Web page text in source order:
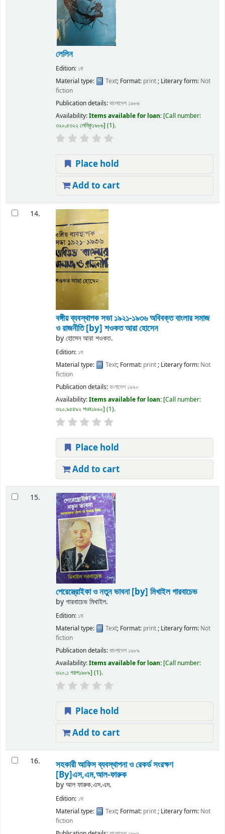
লেলিন
Edition: ১ম
Material type:
Text; Format: print; Literary form: Not
fiction
Publication details:বাংলাদেশ ১৯৮৬
Availability:Items available for loan: Call number:
৩২০.৫৩২২ লেনিকৃ১৯৮৬ (1).
Place hold
Add to cart
14.
বঙ্গীয় ব্যবস্থাপক সভা ১৯২১-১৯৩৬ অবিবক্ত বাংলার সমাজ
ও রাজনীতি[by] শওকত আরা হোসেন
byহোসেন আরা শওকত.
Edition: ১ম
Material type:
Text; Format: print; Literary form: Not
fiction
Publication details:বংলাদেশ ১৯৯০
Availability:Items available for loan: Call number:
৩২০.৯৫৪৯২ শওব১৯৯০ (1).
Place hold
Add to cart
15.
পেরেস্ত্রোইকা ও নতুন ভাবনা[by] মিখাইল গারবাচেভ
byগারবাচেভ মিখাইল.
Edition: ১ম
Material type:
Text; Format: print; Literary form: Not
fiction
Publication details:বাংলাদেশ ১৯৮৯
Availability:Items available for loan: Call number:
৩২০.১ গরপ১৯৮৯ (1).
Place hold
Add to cart
16.
সহকারী আফিস ব্যবস্থাপনা ও রেকর্ড সংরক্ষণ
[By]এস,এম,আল-ফারুক
byআল ফারুক.এস.এম.
Edition: ১ম
Material type:
Text; Format: print; Literary form: Not
fiction